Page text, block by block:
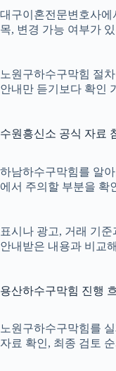
대구이혼전문변호사에
목, 변경 가능 여부가
노원구하수구막힘 절
안내만 듣기보다 확인
수원흥신소 공식 자료
하남하수구막힘를 알
에서 주의할 부분을 확
표시나 광고, 거래 기
안내받은 내용과 비교
용산하수구막힘 진행
노원구하수구막힘를
자료 확인, 최종 검토